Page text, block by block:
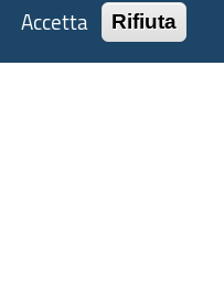
Tecnologie e Accessibilità
Accetta
Rifiuta